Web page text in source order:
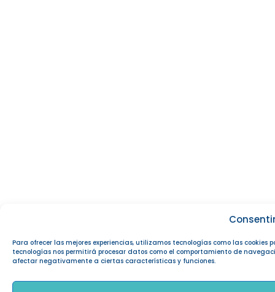
Para ofrecer las mejores experiencias, utilizamos tecnologías como las
tecnologías nos permitirá procesar datos como el comportamiento de
afectar negativamente a ciertas características y funciones.